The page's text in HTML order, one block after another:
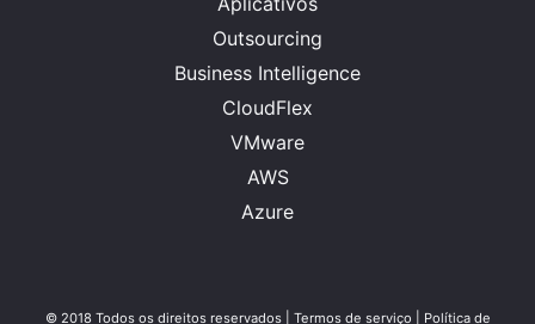
Outsourcing
Business Intelligence
CloudFlex
VMware
AWS
Azure
© 2018 Todos os direitos reservados | Termos de serviço | Política de